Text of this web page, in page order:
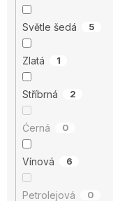
Světle šedá 5
Zlatá 1
Stříbrná 2
Ćerná 0
Vínová 6
Petrolejová 0